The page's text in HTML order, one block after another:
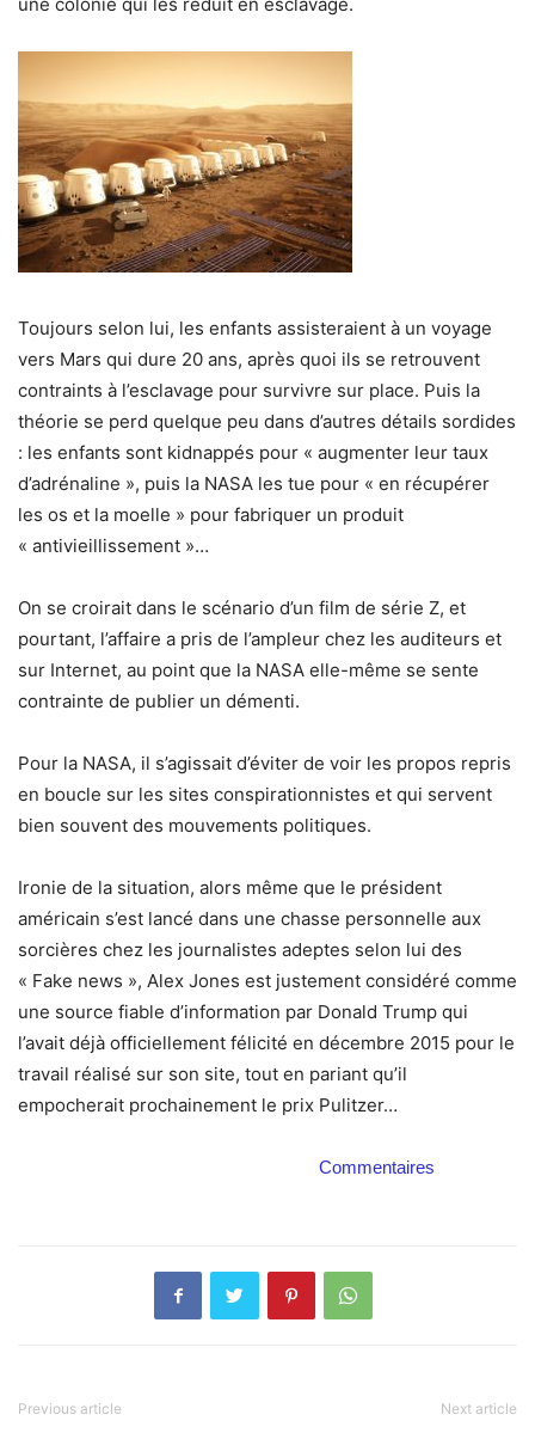
Toujours selon lui, les enfants assisteraient à un voyage
vers Mars qui dure 20 ans, après quoi ils se retrouvent
contraints à l’esclavage pour survivre sur place. Puis la
théorie se perd quelque peu dans d’autres détails sordides
: les enfants sont kidnappés pour « augmenter leur taux
d’adrénaline », puis la NASA les tue pour « en récupérer
les os et la moelle » pour fabriquer un produit
« antivieillissement »…
On se croirait dans le scénario d’un film de série Z, et
pourtant, l’affaire a pris de l’ampleur chez les auditeurs et
sur Internet, au point que la NASA elle-même se sente
contrainte de publier un démenti.
Pour la NASA, il s’agissait d’éviter de voir les propos repris
en boucle sur les sites conspirationnistes et qui servent
bien souvent des mouvements politiques.
Ironie de la situation, alors même que le président
américain s’est lancé dans une chasse personnelle aux
sorcières chez les journalistes adeptes selon lui des
« Fake news », Alex Jones est justement considéré comme
une source fiable d’information par Donald Trump qui
l’avait déjà officiellement félicité en décembre 2015 pour le
travail réalisé sur son site, tout en pariant qu’il
empocherait prochainement le prix Pulitzer…
Commentaires
Previous article Next article